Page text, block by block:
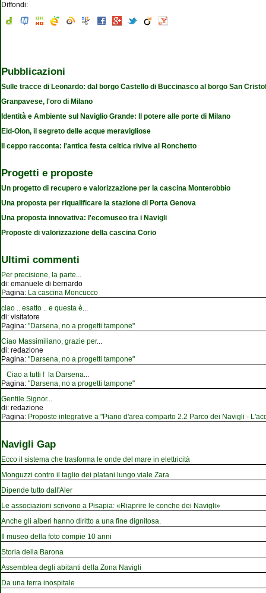
Diffondi:
Pubblicazioni
Sulle tracce di Leonardo: dal borgo Castello di Buccinasco al borgo San
Granpavese, l'oro di Milano
Identità e Ambiente sul Naviglio Grande: Il potere alle porte di Milano
Eid-Olon, il segreto delle acque meravigliose
Il ceppo racconta: l'antica festa celtica rivive al Ronchetto
Progetti e proposte
Un progetto di recupero e valorizzazione per la cascina Monterobbio
Una proposta per riqualificare la stazione di Porta Genova
Una proposta innovativa: l'ecomuseo tra i Navigli
Proposte di valorizzazione della cascina Corio
Ultimi commenti
Per precisione, la parte
di: emanuele di bernardo
Pagina: La cascina Moncucco
ciao .. esatto .. e questa è
di: visitatore
Pagina: "Darsena, no a progetti tampone"
Ciao Massimiliano, grazie per...
di: redazione
Pagina: "Darsena, no a progetti tampone"
Ciao a tutti ! la Darsena
Pagina: "Darsena, no a progetti tampone"
Gentile Signor...
di: redazione
Pagina: Proposte integrative a "Piano d'area comparto 2.2 Parco dei Navigli -
Navigli Gap
Ecco il sistema che trasforma le onde del mare in elettricità
Monguzzi contro il taglio dei platani lungo viale Zara
Dipende tutto dall'Aler
Le associazioni scrivono a Pisapia: «Riaprire le conche dei Navigli»
Anche gli alberi hanno diritto a una fine dignitosa.
Il museo della foto compie 10 anni
Storia della Barona
Assemblea degli abitanti della Zona Navigli
Da una terra inospitale